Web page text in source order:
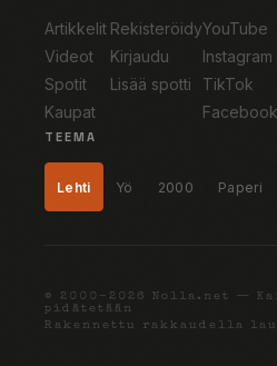
Artikkelit
Videot
Spotit
Kaupat
Rekisteröidy
Kirjaudu
Lisää spotti
YouTube
Instagram
TikTok
Facebook
TEEMA
Lehti Yö 2000 Paperi
© 2000–2026 Nolla.net —
pidätetään
Rakennettu rakkaudella